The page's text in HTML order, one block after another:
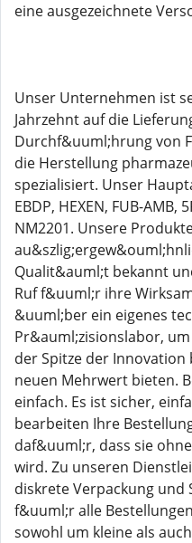
eine ausgezeichnete
Unser Unternehmen ist
Jahrzehnt auf die
Durchf&uuml;hrung von
die Herstellung
spezialisiert. Unser
EBDP, HEXEN, FUB-AMB,
NM2201. Unsere
Qualit&auml;t bekannt
Ruf f&uuml;r ihre
&uuml;ber ein eigenes
Pr&auml;zisionslabor,
der Spitze der
neuen Mehrwert bieten.
einfach. Es ist sicher,
bearbeiten Ihre
daf&uuml;r, dass sie
wird. Zu unseren
diskrete Verpackung und
f&uuml;r alle
sowohl um kleine als